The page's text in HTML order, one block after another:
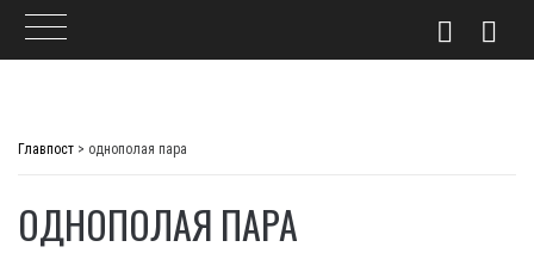
Главпост > однополая пара
ОДНОПОЛАЯ ПАРА